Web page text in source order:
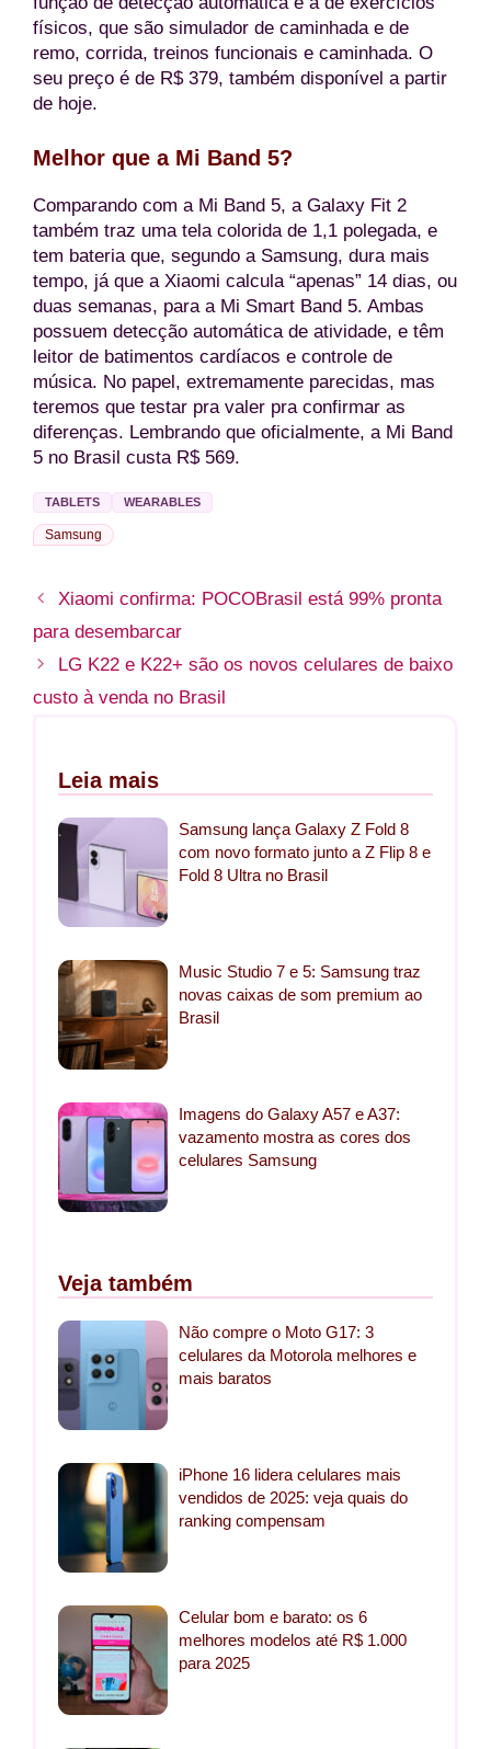
físicos, que são simulador de caminhada e de
remo, corrida, treinos funcionais e caminhada. O
seu preço é de R$ 379, também disponível a partir
de hoje.
Melhor que a Mi Band 5?
Comparando com a Mi Band 5, a Galaxy Fit 2
também traz uma tela colorida de 1,1 polegada, e
tem bateria que, segundo a Samsung, dura mais
tempo, já que a Xiaomi calcula “apenas” 14 dias, ou
duas semanas, para a Mi Smart Band 5. Ambas
possuem detecção automática de atividade, e têm
leitor de batimentos cardíacos e controle de
música. No papel, extremamente parecidas, mas
teremos que testar pra valer pra confirmar as
diferenças. Lembrando que oficialmente, a Mi Band
5 no Brasil custa R$ 569.
TABLETS WEARABLES
Samsung
Xiaomi confirma: POCOBrasil está 99% pronta
para desembarcar
LG K22 e K22+ são os novos celulares de baixo
custo à venda no Brasil
Leia mais
Samsung lança Galaxy Z Fold 8
com novo formato junto a Z Flip 8 e
Fold 8 Ultra no Brasil
Music Studio 7 e 5: Samsung traz
novas caixas de som premium ao
Brasil
Imagens do Galaxy A57 e A37:
vazamento mostra as cores dos
celulares Samsung
Veja também
Não compre o Moto G17: 3
celulares da Motorola melhores e
mais baratos
iPhone 16 lidera celulares mais
vendidos de 2025: veja quais do
ranking compensam
Celular bom e barato: os 6
melhores modelos até R$ 1.000
para 2025